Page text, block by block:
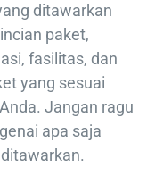
ditawarkan
paket,
fasilitas, dan
yang sesuai
Jangan ragu
apa saja